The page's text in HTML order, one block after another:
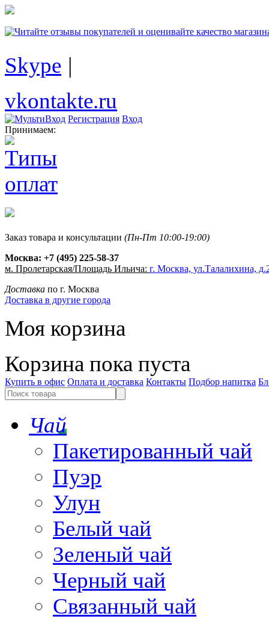
Skype |
vkontakte.ru
Регистрация Вход
Принимаем:
Заказ товара и консультации (Пн-Пт 10:00-19:00)
Москва: +7 (495) 225-58-37
м. Пролетарская/Площадь Ильича: г. Москва, ул.Талалихина,
Доставка по г. Москва
Доставка в другие города
Моя корзина
Корзина пока пуста
Купить в офис Оплата и доставка Контакты Подбор напитка
Чай
Пакетированный чай
Пуэр
Улун
Белый чай
Зеленый чай
Черный чай
Связанный чай